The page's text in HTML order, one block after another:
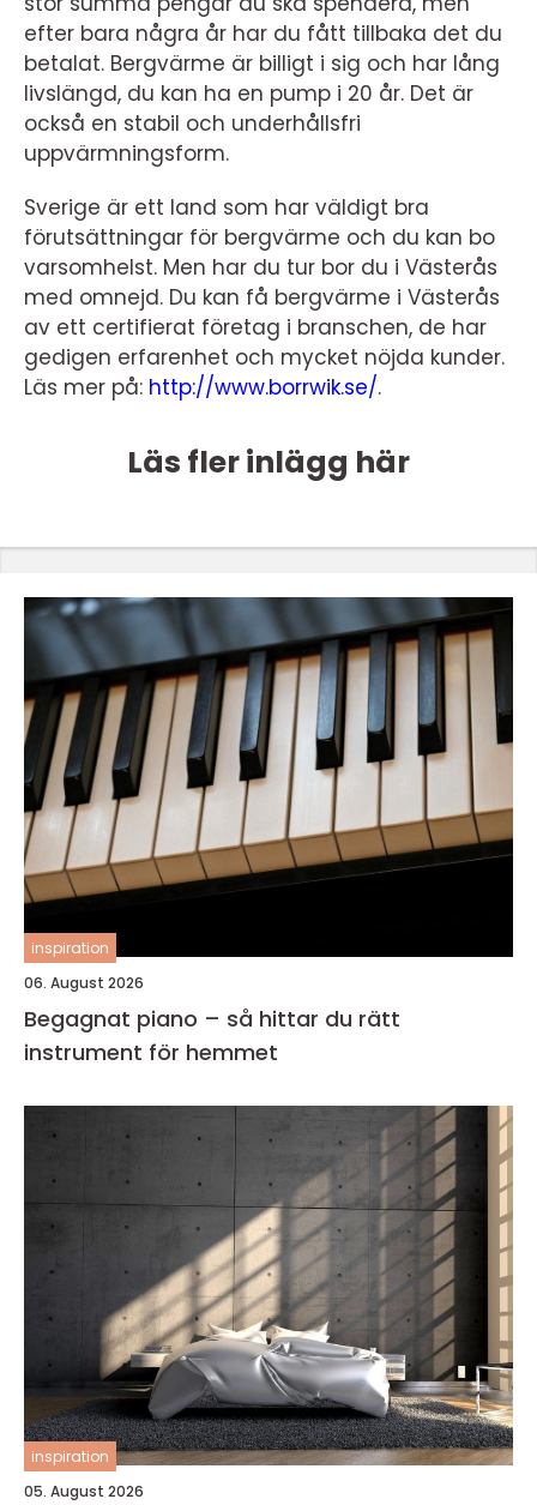
efter bara några år har du fått tillbaka det du
betalat. Bergvärme är billigt i sig och har lång
livslängd, du kan ha en pump i 20 år. Det är
också en stabil och underhållsfri
uppvärmningsform.
Sverige är ett land som har väldigt bra
förutsättningar för bergvärme och du kan bo
varsomhelst. Men har du tur bor du i Västerås
med omnejd. Du kan få bergvärme i Västerås
av ett certifierat företag i branschen, de har
gedigen erfarenhet och mycket nöjda kunder.
Läs mer på: http://www.borrwik.se/.
Läs fler inlägg här
inspiration
06. August 2026
Begagnat piano – så hittar du rätt
instrument för hemmet
inspiration
05. August 2026